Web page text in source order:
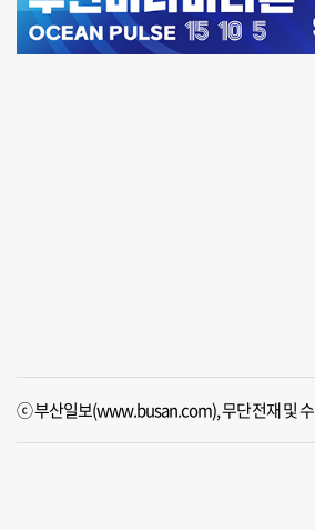
ⓒ 부산일보(www.busan.com), 무단전재 및 수